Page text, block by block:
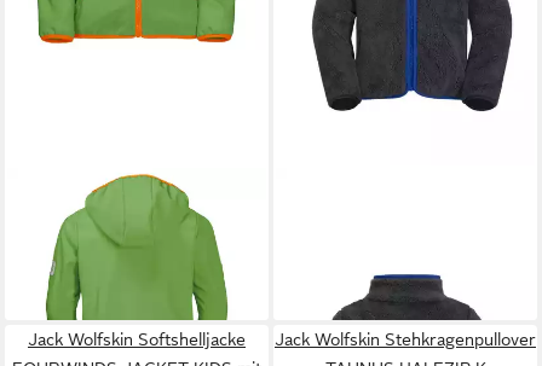
JACK WOLFSKIN
Softshelljacke Fourwinds
(wind-& wasserabweisend)
grün Kinder
40,65 €
-26%
phantomgrau Kinder
Jack Wolfskin Softshelljacke
Jack Wolfskin Stehkragenpullover